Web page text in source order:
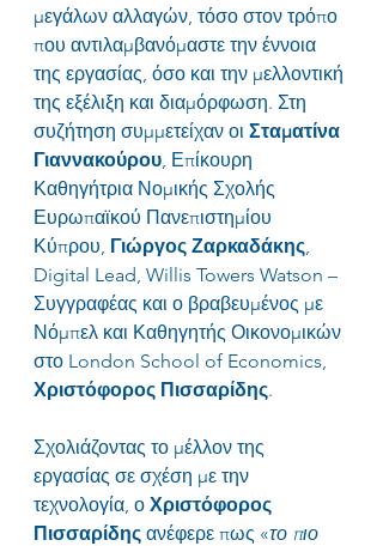
μεγάλων αλλαγών, τόσο στον τρόπο
που αντιλαμβανόμαστε την έννοια
της εργασίας, όσο και την μελλοντική
της εξέλιξη και διαμόρφωση. Στη
συζήτηση συμμετείχαν οι Σταματίνα
Γιαννακούρου, Επίκουρη
Καθηγήτρια Νομικής Σχολής
Ευρωπαϊκού Πανεπιστημίου
Κύπρου, Γιώργος Ζαρκαδάκης,
Digital Lead, Willis Towers Watson –
Συγγραφέας και ο βραβευμένος με
Νόμπελ και Καθηγητής Οικονομικών
στο London School of Economics,
Χριστόφορος Πισσαρίδης.
Σχολιάζοντας το μέλλον της
εργασίας σε σχέση με την
τεχνολογία, ο Χριστόφορος
Πισσαρίδης ανέφερε πως «το πιο